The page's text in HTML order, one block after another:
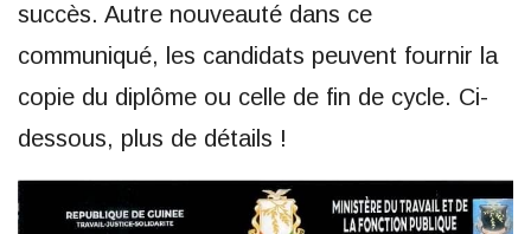
succès. Autre nouveauté dans ce
communiqué, les candidats peuvent fournir la
copie du diplôme ou celle de fin de cycle. Ci-
dessous, plus de détails !